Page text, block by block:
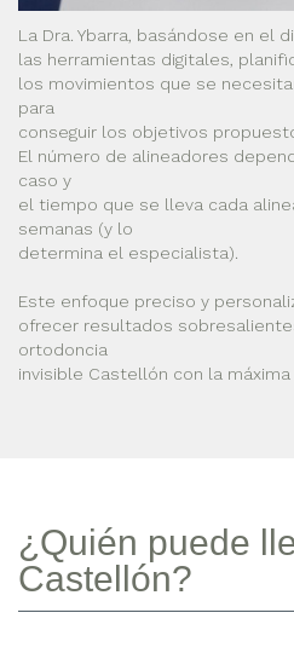
La Dra. Ybarra, basándose en el
las herramientas digitales,
los movimientos que se
para
conseguir los objetivos
El número de alineadores
caso y
el tiempo que se lleva cada
semanas (y lo
determina el especialista).
Este enfoque preciso y
ofrecer resultados
ortodoncia
invisible Castellón con la
¿Quién puede
Castellón?